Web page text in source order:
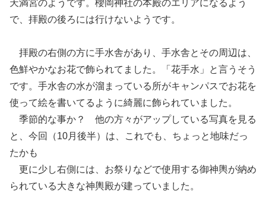
天満宮のようです。櫻岡神社の本殿のエリアになるよう
で、拝殿の後ろには行けないようです。
拝殿の右側の方に手水舎があり、手水舎とその周辺は、
色鮮やかなお花で飾られてました。「花手水」と言うそう
です。手水舎の水が溜まっている所がキャンパスでお花を
使って絵を書いてるように綺麗に飾られていました。
季節的な事か？ 他の方々がアップしている写真を見る
と、今回（10月後半）は、これでも、ちょっと地味だっ
たかも
更に少し右側には、お祭りなどで使用する御神輿が納め
られている大きな神輿殿が建っていました。